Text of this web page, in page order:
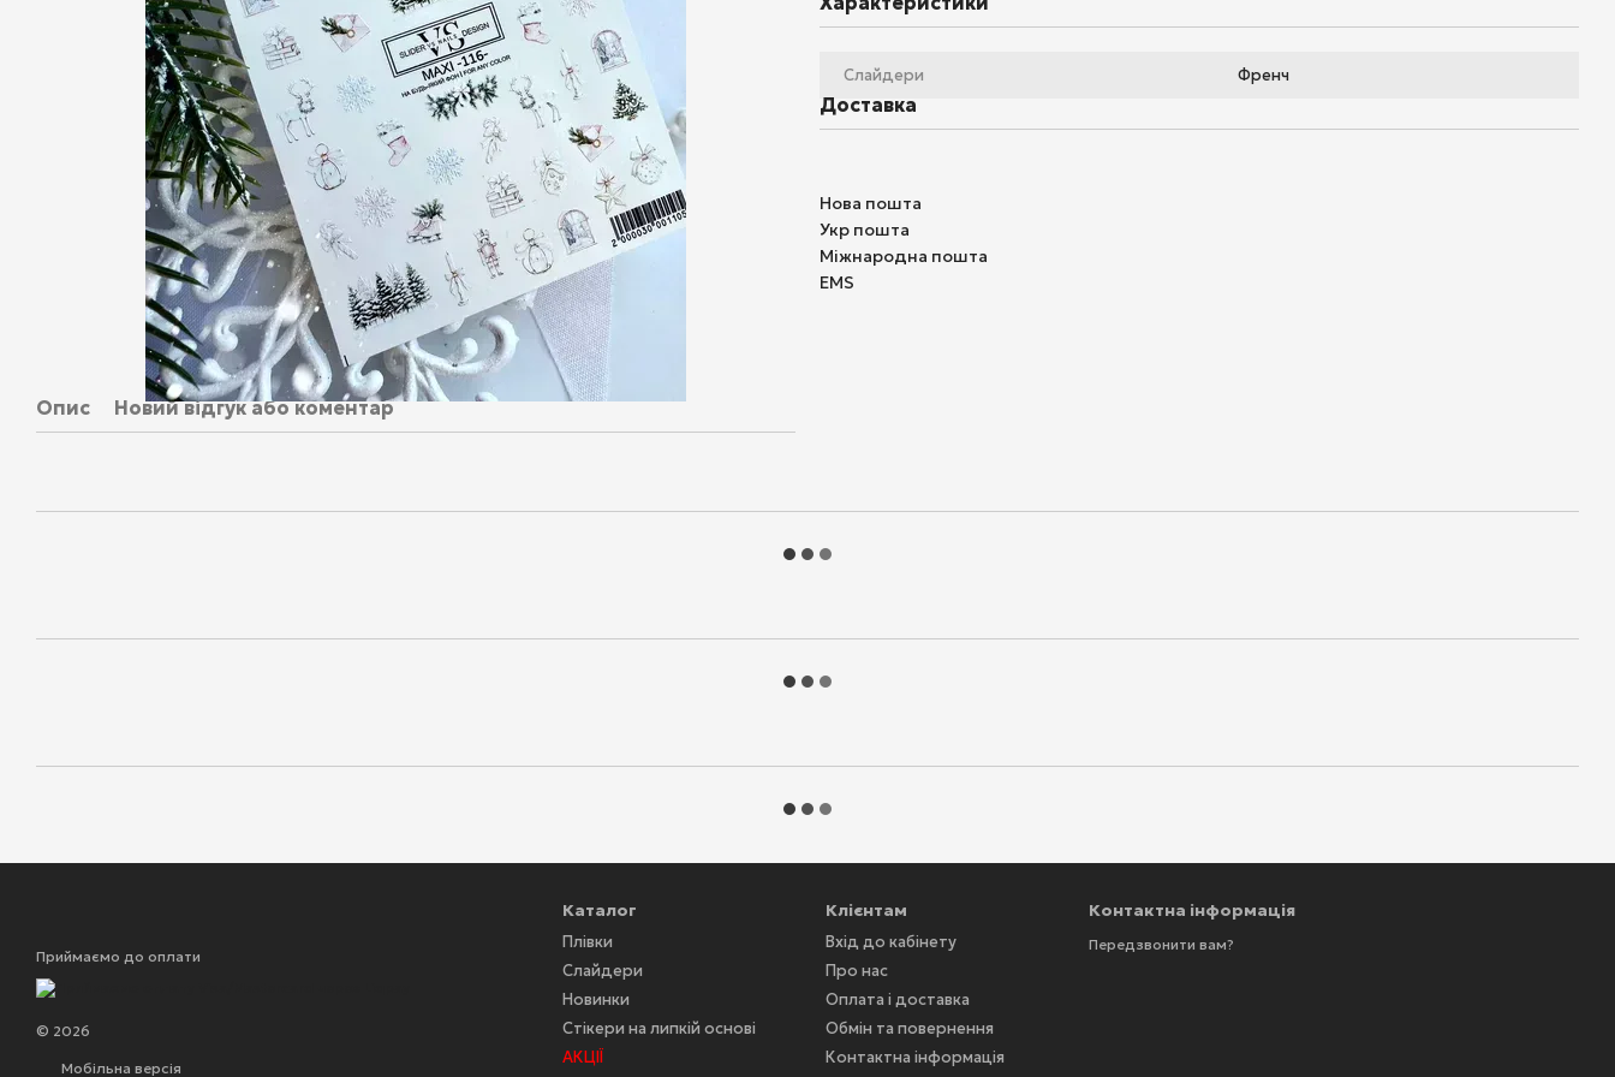
Опис Новий відгук або коментар
Слайдери Френч
Доставка
Нова пошта
Укр пошта
Міжнародна пошта
EMS
Приймаємо до оплати
© 2026
Мобільна версія
Каталог
Плівки
Слайдери
Новинки
Стікери на липкій основі
АКЦІЇ
Клієнтам
Вхід до кабінету
Про нас
Оплата і доставка
Обмін та повернення
Контактна інформація
Контактна інформація
Передзвонити вам?